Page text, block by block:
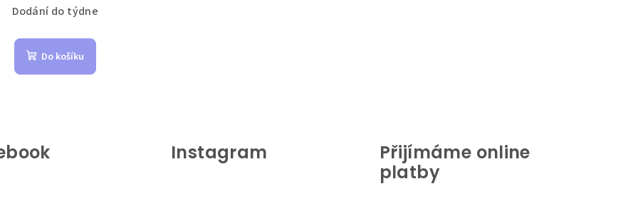
Dodání do týdne
Do košíku
Instagram
Přijímáme online
platby